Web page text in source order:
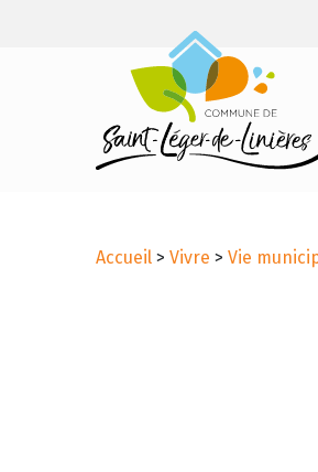
Accueil > Vivre > Vie